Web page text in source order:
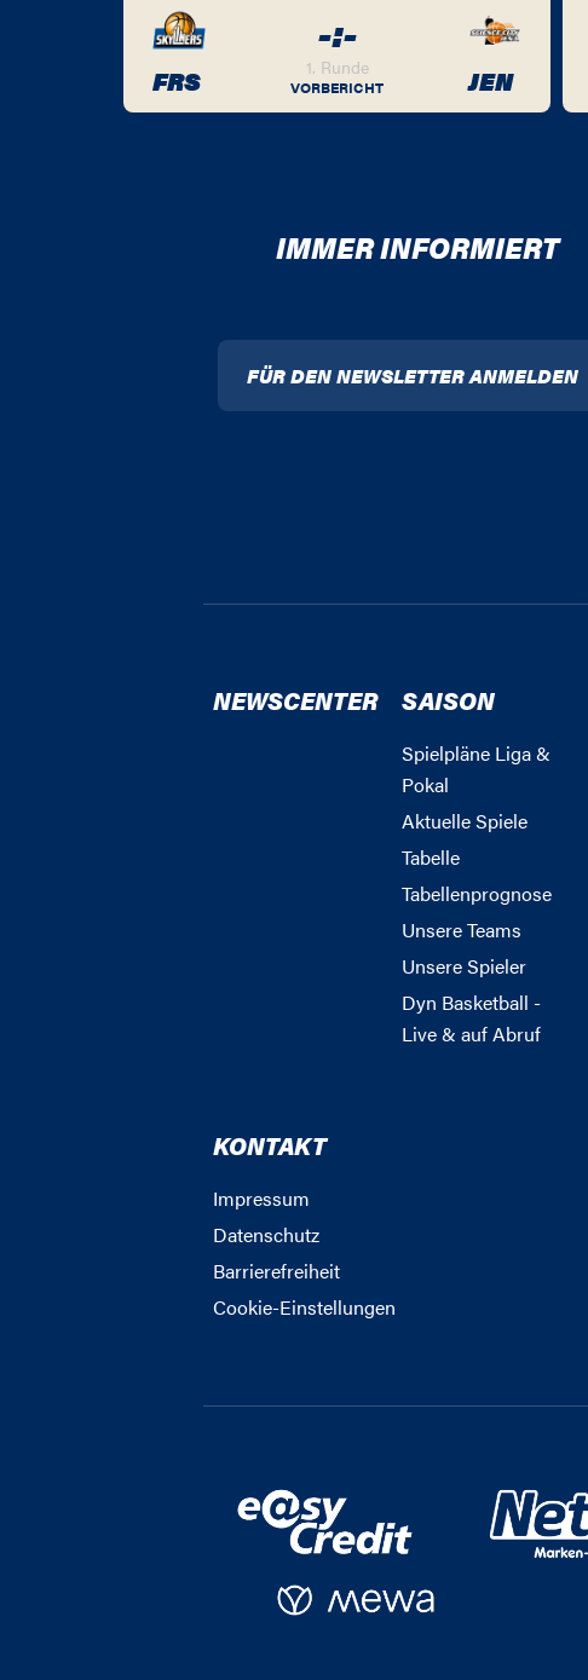
FRS
-:-
1. Runde
VORBERICHT JEN
IMMER INFORMIERT
FÜR DEN NEWSLETTER ANMELDEN
NEWSCENTER SAISON
Spielpläne Liga &
Pokal
Aktuelle Spiele
Tabelle
Tabellenprognose
Unsere Teams
Unsere Spieler
Dyn Basketball -
Live & auf Abruf
KONTAKT
Impressum
Datenschutz
Barrierefreiheit
Cookie-Einstellungen